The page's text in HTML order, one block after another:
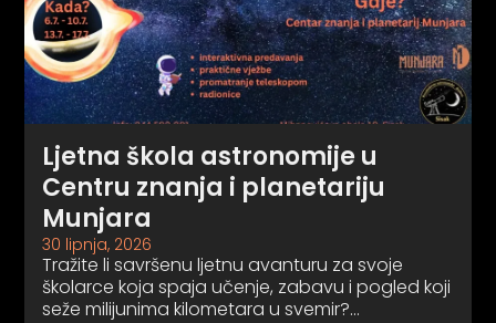
Ljetna škola astronomije u
Centru znanja i planetariju
Munjara
30 lipnja, 2026
Tražite li savršenu ljetnu avanturu za svoje
školarce koja spaja učenje, zabavu i pogled koji
seže milijunima kilometara u svemir?…